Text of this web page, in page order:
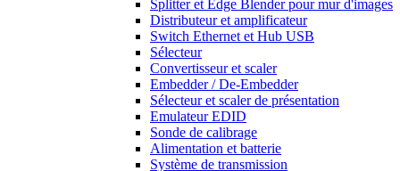
Splitter et Edge Blender pour mur d'images
Distributeur et amplificateur
Switch Ethernet et Hub USB
Sélecteur
Convertisseur et scaler
Embedder / De-Embedder
Sélecteur et scaler de présentation
Emulateur EDID
Sonde de calibrage
Alimentation et batterie
Système de transmission